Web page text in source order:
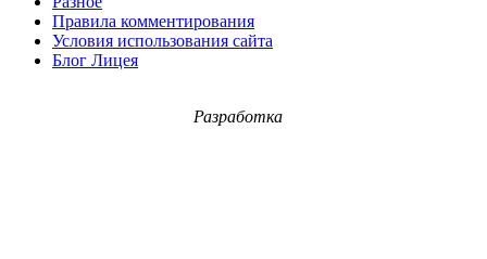
Правила комментирования
Условия использования сайта
Блог Лицея
Разработка